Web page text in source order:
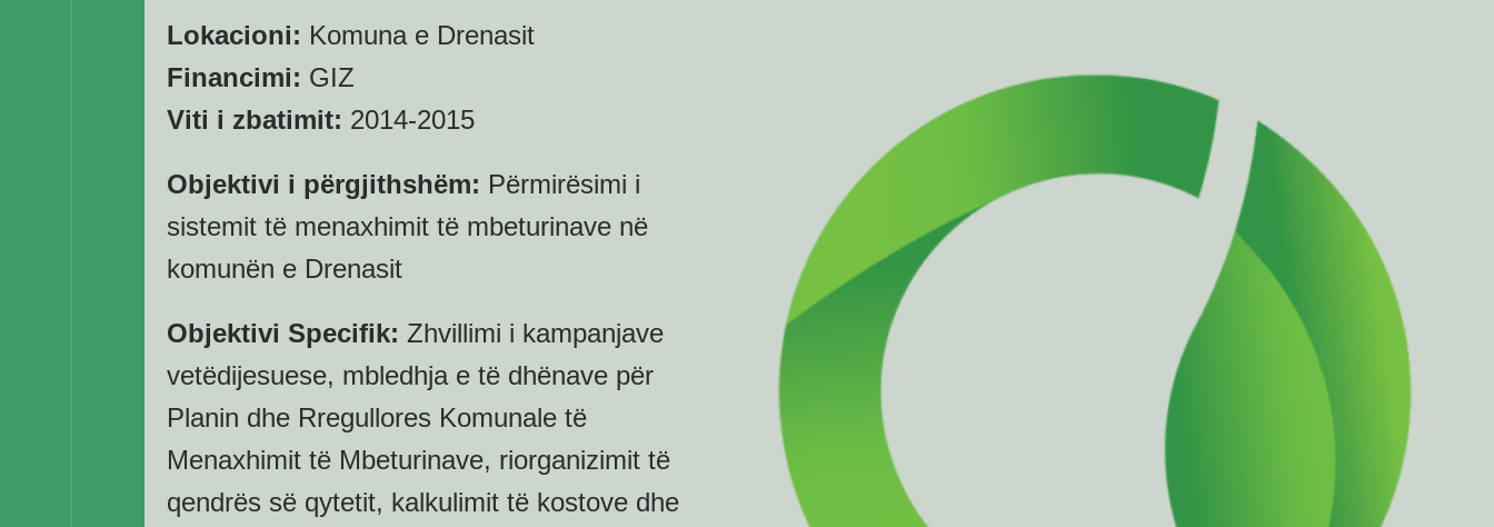
Lokacioni: Komuna e Drenasit
Financimi: GIZ
Viti i zbatimit: 2014-2015
Objektivi i përgjithshëm: Përmirësimi i
sistemit të menaxhimit të mbeturinave në
komunën e Drenasit
Objektivi Specifik: Zhvillimi i kampanjave
vetëdijesuese, mbledhja e të dhënave për
Planin dhe Rregullores Komunale të
Menaxhimit të Mbeturinave, riorganizimit të
qendrës së qytetit, kalkulimit të kostove dhe